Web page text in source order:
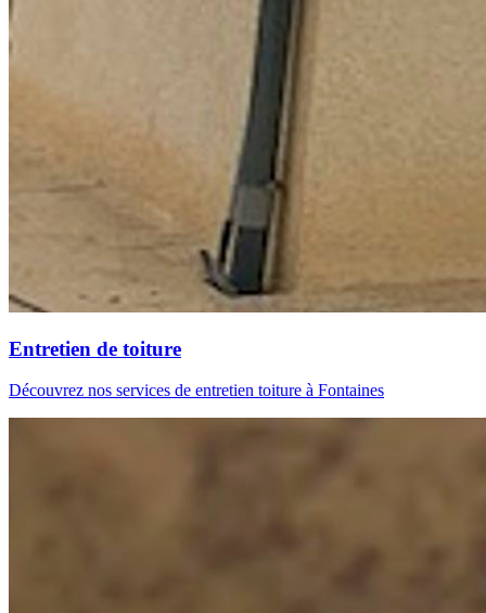
Entretien de toiture
Découvrez nos services de entretien toiture à Fontaines